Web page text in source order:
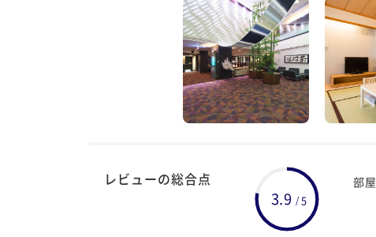
レビューの総合点
3.9 /5
部屋